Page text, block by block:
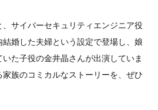
サイバーセキュリティエンジニア役
婚した夫婦という設定で登場し、娘
た子役の金井晶さんが出演していま
族のコミカルなストーリーを、ぜひ